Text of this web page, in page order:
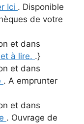
Ici . Disponible
de votre
et dans
à lire. .}
et dans
. A emprunter
et dans
. Ouvrage de